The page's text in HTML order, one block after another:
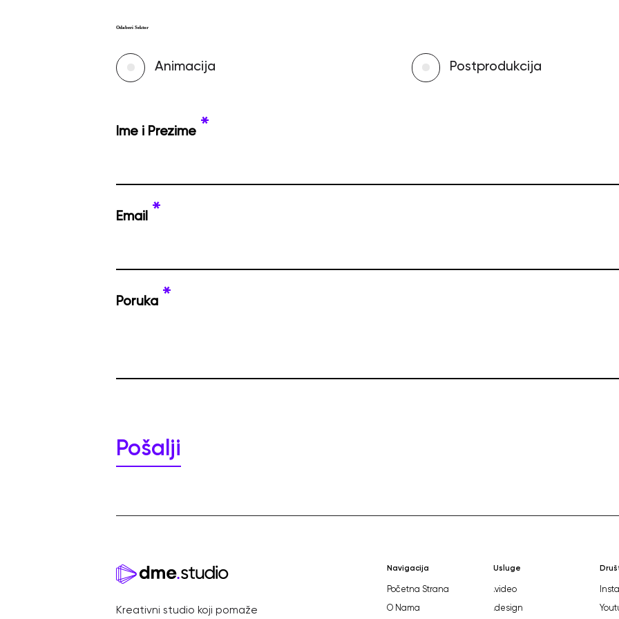
Odaberi Sektor
Animacija Postprodukcija
Ime i Prezime *
Email *
Poruka *
Kreativni studio koji pomaže
Navigacija
Početna Strana
O Nama
Usluge
.video
.design